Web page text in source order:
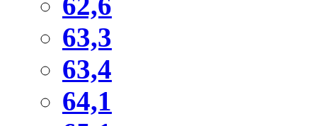
63,3
63,4
64,1